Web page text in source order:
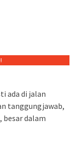
ada di jalan
tanggungjawab,
besar dalam